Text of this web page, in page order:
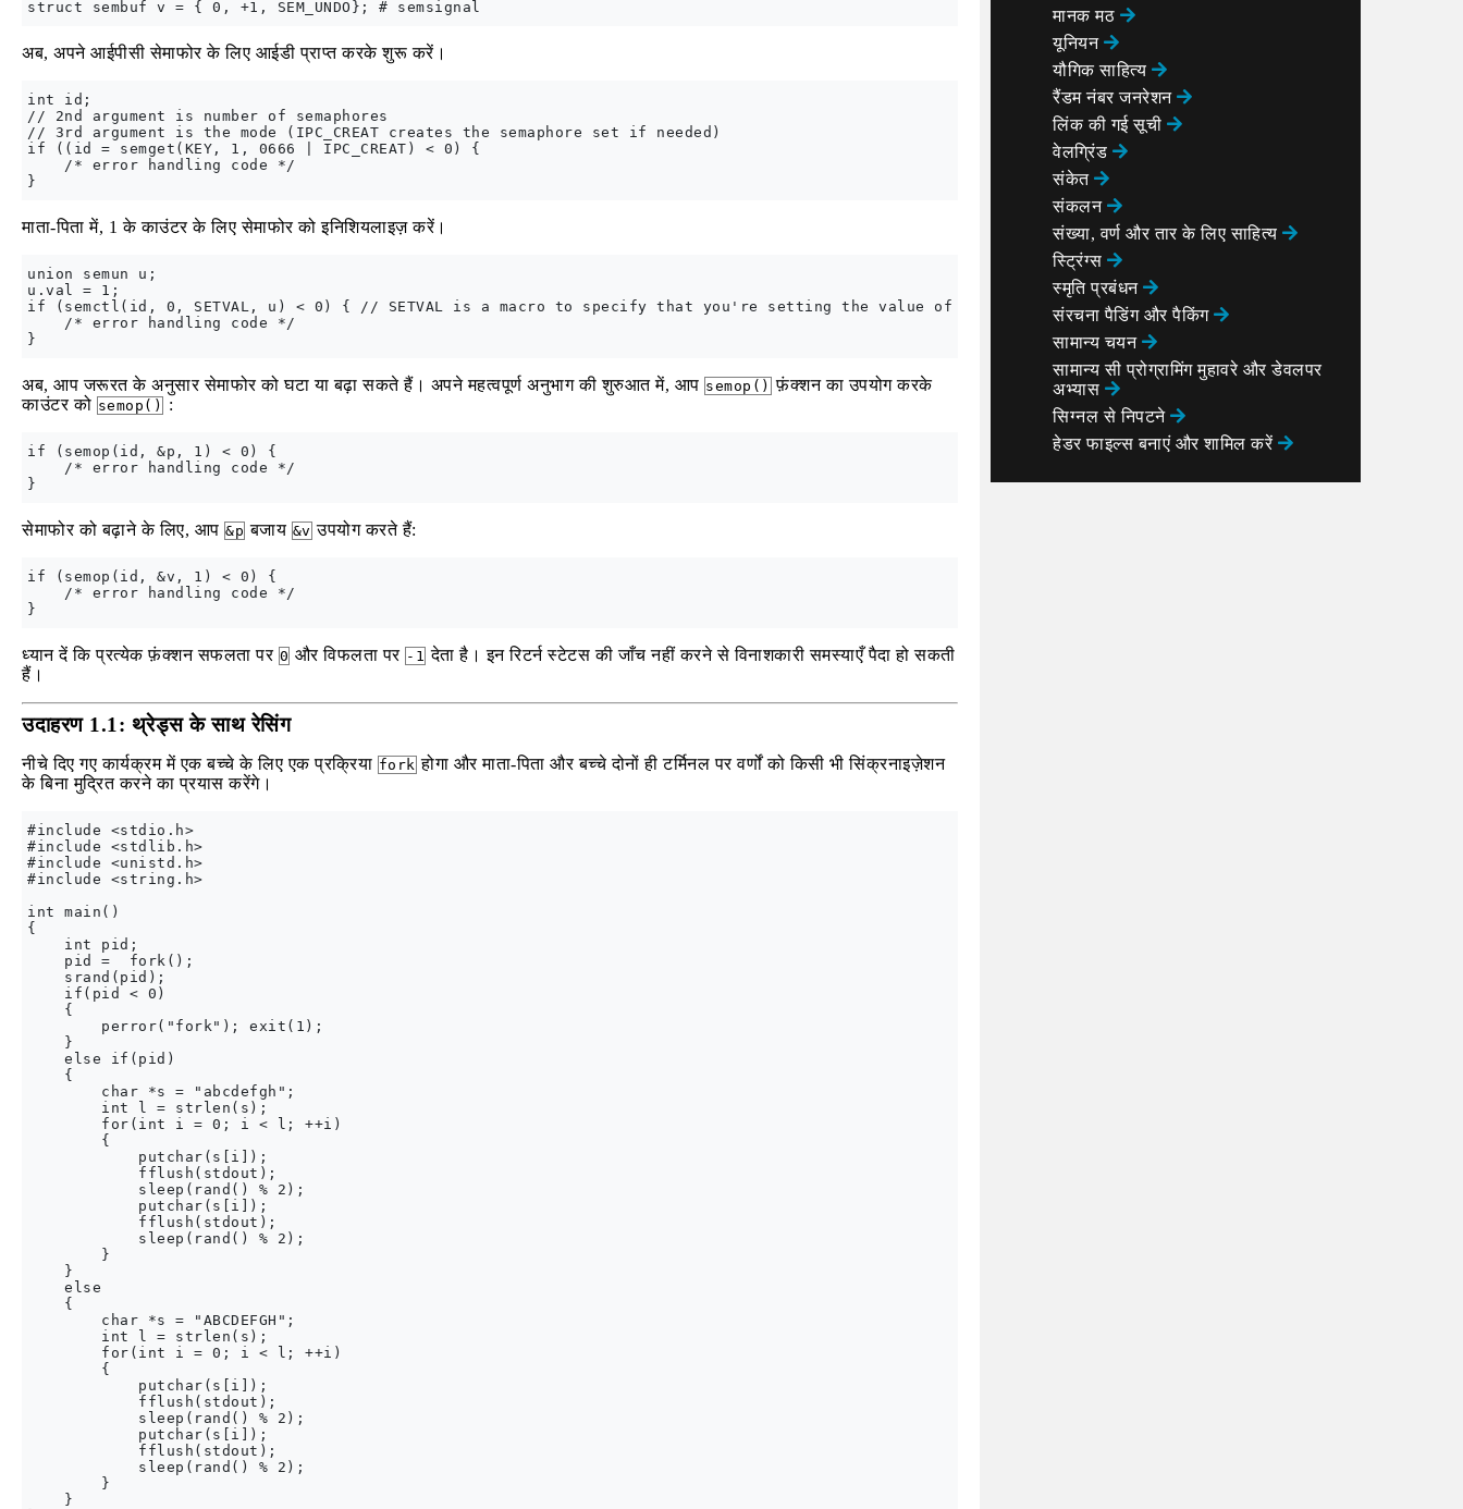
अब, अपने आईपीसी सेमाफोर के लिए आईडी प्राप्त करके शुरू करें।
int id;
// 2nd argument is number of semaphores
// 3rd argument is the mode (IPC_CREAT creates the semaphore set if needed)
if ((id = semget(KEY, 1, 0666 | IPC_CREAT) < 0) {
    /* error handling code */
माता-पिता में, 1 के काउंटर के लिए सेमाफोर को इनिशियलाइज़ करें।
union semun u;
u.val = 1;
if (semctl(id, 0, SETVAL, u) < 0) { // SETVAL is a macro to specify that you're setting the value of the semaphore to that specified by the union u
    /* error handling code */
अब, आप जरूरत के अनुसार सेमाफोर को घटा या बढ़ा सकते हैं। अपने महत्वपूर्ण अनुभाग की शुरुआत में, आप semop() फ़ंक्शन का उपयोग करके
काउंटर को semop() :
if (semop(id, &p, 1) < 0) {
    /* error handling code */
सेमाफोर को बढ़ाने के लिए, आप &p बजाय &v उपयोग करते हैं:
if (semop(id, &v, 1) < 0) {
    /* error handling code */
ध्यान दें कि प्रत्येक फ़ंक्शन सफलता पर 0 और विफलता पर -1 देता है। इन रिटर्न स्टेटस की जाँच नहीं करने से विनाशकारी समस्याएँ पैदा हो सकती
हैं।
उदाहरण 1.1: थ्रेड्स के साथ रेसिंग
नीचे दिए गए कार्यक्रम में एक बच्चे के लिए एक प्रक्रिया fork होगा और माता-पिता और बच्चे दोनों ही टर्मिनल पर वर्णों को किसी भी सिंक्रनाइज़ेशन
के बिना मुद्रित करने का प्रयास करेंगे।
#include <stdio.h>
#include <stdlib.h>
#include <unistd.h>
#include <string.h>
int main()
{
    int pid;
    pid =  fork();
    srand(pid);
    if(pid < 0)
    {
        perror("fork"); exit(1);
    }
    else if(pid)
    {
        char *s = "abcdefgh";
        int l = strlen(s);
        for(int i = 0; i < l; ++i)
        {
            putchar(s[i]);
            fflush(stdout);
            sleep(rand() % 2);
            putchar(s[i]);
            fflush(stdout);
            sleep(rand() % 2);
        }
    }
    else
    {
        char *s = "ABCDEFGH";
        int l = strlen(s);
        for(int i = 0; i < l; ++i)
        {
            putchar(s[i]);
            fflush(stdout);
            sleep(rand() % 2);
            putchar(s[i]);
            fflush(stdout);
            sleep(rand() % 2);
        }
    }
मानक मठ
यूनियन
यौगिक साहित्य
रैंडम नंबर जनरेशन
लिंक की गई सूची
वेलग्रिंड
संकेत
संकलन
संख्या, वर्ण और तार के लिए साहित्य
स्ट्रिंग्स
स्मृति प्रबंधन
संरचना पैडिंग और पैकिंग
सामान्य चयन
सामान्य सी प्रोग्रामिंग मुहावरे और डेवलपर
अभ्यास
सिग्नल से निपटने
हेडर फाइल्स बनाएं और शामिल करें